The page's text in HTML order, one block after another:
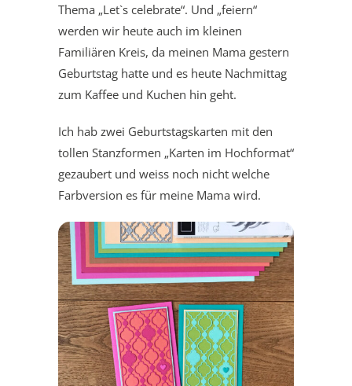
Thema „Let`s celebrate“. Und „feiern“
werden wir heute auch im kleinen
Familiären Kreis, da meinen Mama gestern
Geburtstag hatte und es heute Nachmittag
zum Kaffee und Kuchen hin geht.
Ich hab zwei Geburtstagskarten mit den
tollen Stanzformen „Karten im Hochformat“
gezaubert und weiss noch nicht welche
Farbversion es für meine Mama wird.